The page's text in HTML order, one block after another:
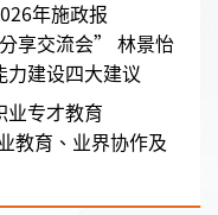
年施政报
享交流会” 林景怡
建设四大建议
业专才教育
教育、业界协作及